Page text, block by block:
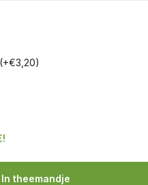
In theemandje